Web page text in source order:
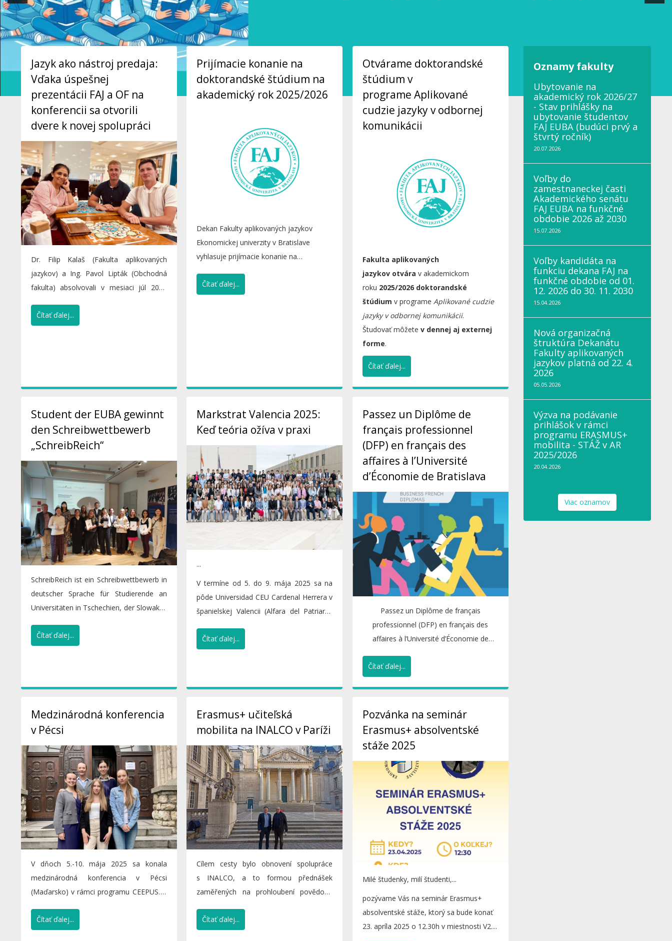
Jazyk ako nástroj predaja:
Vďaka úspešnej
prezentácii FAJ a OF na
konferencii sa otvorili
dvere k novej spolupráci
Dr. Filip Kalaš (Fakulta aplikovaných
jazykov) a Ing. Pavol Lipták (Obchodná
fakulta) absolvovali v mesiaci júl 2025
Čítať ďalej...
Prijímacie konanie na
doktorandské štúdium na
akademický rok 2025/2026
Dekan Fakulty aplikovaných jazykov
Ekonomickej univerzity v Bratislave
vyhlasuje prijímacie konanie na
Čítať ďalej...
Otvárame doktorandské
štúdium v
programe Aplikované
cudzie jazyky v odbornej
komunikácii
Fakulta aplikovaných
jazykov otvára v akademickom
roku 2025/2026 doktorandské
štúdium v programe Aplikované cudzie
jazyky v odbornej komunikácii.
Študovať môžete v dennej aj externej
forme.
Čítať ďalej...
Student der EUBA gewinnt
den Schreibwettbewerb
„SchreibReich“
SchreibReich ist ein Schreibwettbewerb in
deutscher Sprache für Studierende an
Universitäten in Tschechien, der Slowakei,
Čítať ďalej...
Markstrat Valencia 2025:
Keď teória ožíva v praxi
...
V termíne od 5. do 9. mája 2025 sa na
pôde Universidad CEU Cardenal Herrera v
španielskej Valencii (Alfara del Patriarca
Čítať ďalej...
Passez un Diplôme de
français professionnel
(DFP) en français des
affaires à l’Université
d’Économie de Bratislava
Passez un Diplôme de français
professionnel (DFP) en français des
affaires à l’Université d’Économie de
Čítať ďalej...
Medzinárodná konferencia
v Pécsi
V dňoch 5.-10. mája 2025 sa konala
medzinárodná konferencia v Pécsi
(Maďarsko) v rámci programu CEEPUS. Z
Čítať ďalej...
Erasmus+ učiteľská
mobilita na INALCO v Paríži
Cílem cesty bylo obnovení spolupráce
s INALCO, a to formou přednášek
zaměřených na prohloubení povědomí
Čítať ďalej...
Pozvánka na seminár
Erasmus+ absolventské
stáže 2025
Milé študenky, milí študenti,...
pozývame Vás na seminár Erasmus+
absolventské stáže, ktorý sa bude konať
23. apríla 2025 o 12.30h v miestnosti V2....
Oznamy fakulty
Ubytovanie na
akademický rok 2026/27
- Stav prihlášky na
ubytovanie študentov
FAJ EUBA (budúci prvý a
štvrtý ročník)
20.07.2026
Voľby do
zamestnaneckej časti
Akademického senátu
FAJ EUBA na funkčné
obdobie 2026 až 2030
15.07.2026
Voľby kandidáta na
funkciu dekana FAJ na
funkčné obdobie od 01.
12. 2026 do 30. 11. 2030
15.04.2026
Nová organizačná
štruktúra Dekanátu
Fakulty aplikovaných
jazykov platná od 22. 4.
2026
05.05.2026
Výzva na podávanie
prihlášok v rámci
programu ERASMUS+
mobilita - STÁŽ v AR
2025/2026
20.04.2026
Viac oznamov